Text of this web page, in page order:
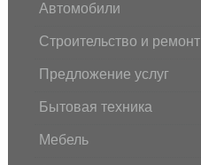
Автомобили
Строительство и ремонт
Предложение услуг
Бытовая техника
Мебель